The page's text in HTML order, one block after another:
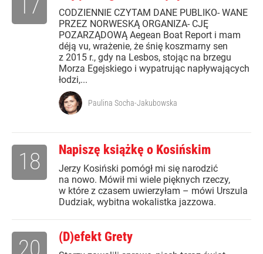
CODZIENNIE CZYTAM DANE PUBLIKO- WANE
PRZEZ NORWESKĄ ORGANIZA- CJĘ
POZARZĄDOWĄ Aegean Boat Report i mam
déją vu, wrażenie, że śnię koszmarny sen
z 2015 r., gdy na Lesbos, stojąc na brzegu
Morza Egejskiego i wypatrując napływających
łodzi,...
17
Paulina Socha-Jakubowska
Napiszę książkę o Kosińskim
Jerzy Kosiński pomógł mi się narodzić
na nowo. Mówił mi wiele pięknych rzeczy,
w które z czasem uwierzyłam – mówi Urszula
Dudziak, wybitna wokalistka jazzowa.
18
(D)efekt Grety